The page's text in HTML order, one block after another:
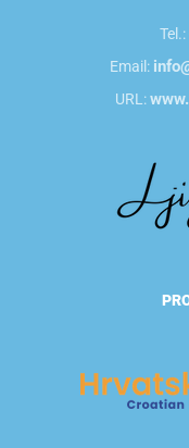
Tel.:
Email:
URL: